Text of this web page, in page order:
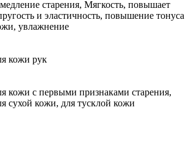
старения, Мягкость, повышает
и эластичность, повышение тонуса
увлажнение
кожи рук
кожи с первыми признаками старения,
сухой кожи, для тусклой кожи